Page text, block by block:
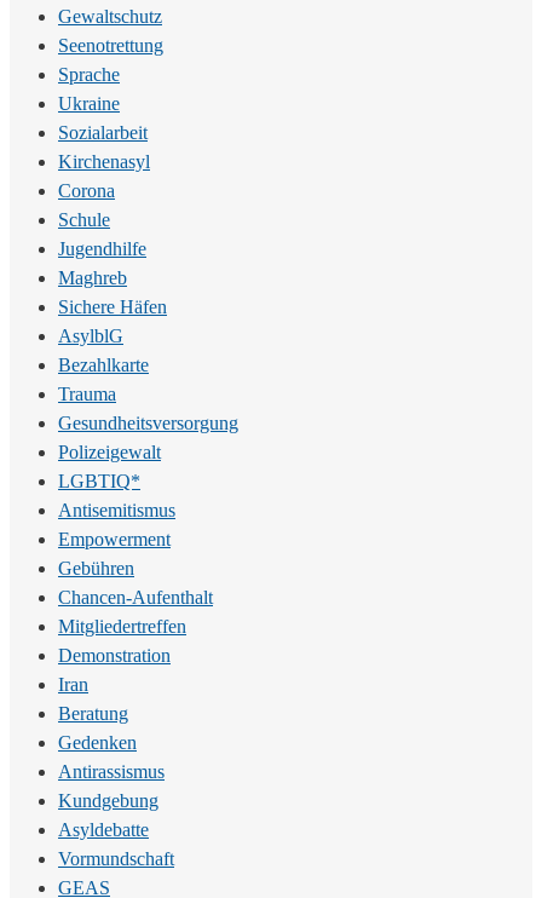
Gewaltschutz
Seenotrettung
Sprache
Ukraine
Sozialarbeit
Kirchenasyl
Corona
Schule
Jugendhilfe
Maghreb
Sichere Häfen
AsylblG
Bezahlkarte
Trauma
Gesundheitsversorgung
Polizeigewalt
LGBTIQ*
Antisemitismus
Empowerment
Gebühren
Chancen-Aufenthalt
Mitgliedertreffen
Demonstration
Iran
Beratung
Gedenken
Antirassismus
Kundgebung
Asyldebatte
Vormundschaft
GEAS